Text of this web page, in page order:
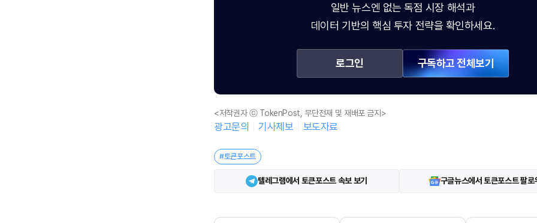
일반 뉴스엔 없는 독점 시장 해석과
데이터 기반의 핵심 투자 전략을 확인하세요.
로그인 구독하고 전체보기
<저작권자 ⓒ TokenPost, 무단전재 및 재배포 금지>
광고문의 기사제보 보도자료
#토큰포스트
텔레그램에서 토큰포스트 속보 보기 구글뉴스에서 토큰포스트 팔로